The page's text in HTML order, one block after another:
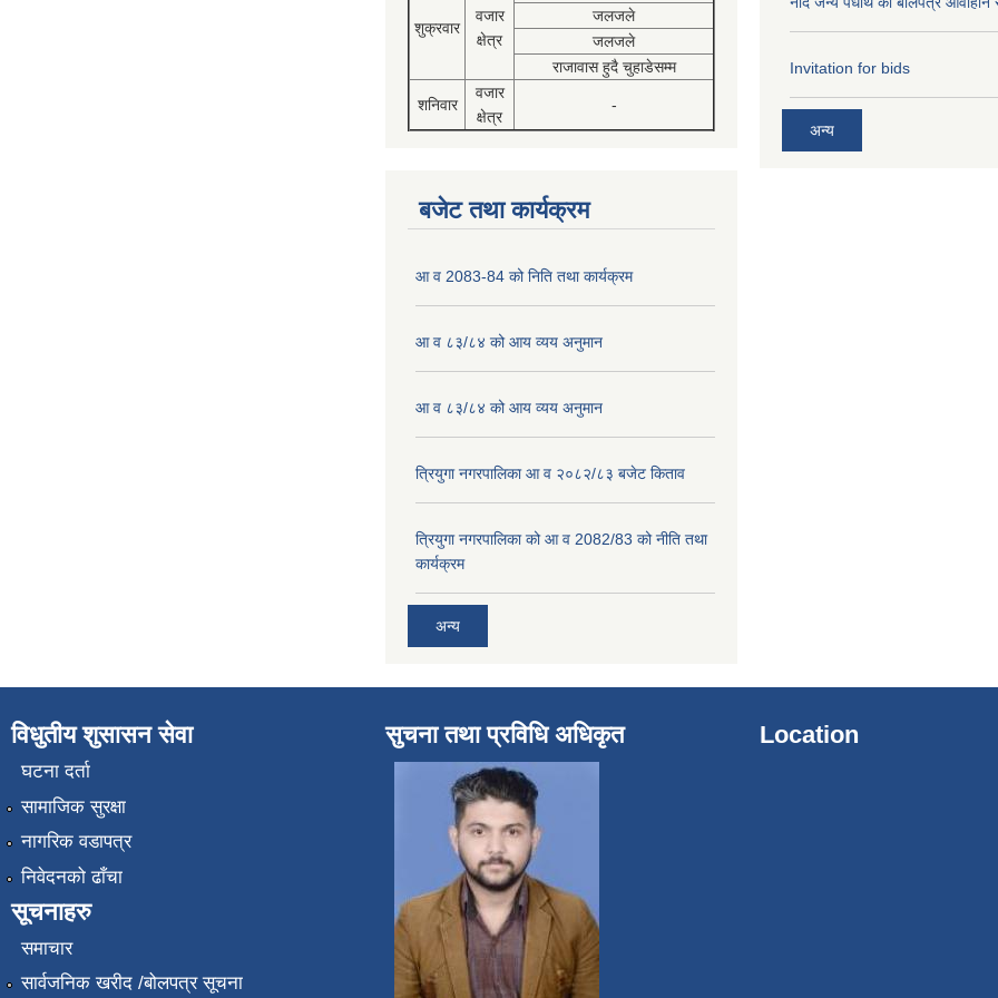
शुक्रवार
वजार
क्षेत्र
जलजले
जलजले
राजावास हुदै चुहाडेसम्म
शनिवार
वजार
क्षेत्र
-
बजेट तथा कार्यक्रम
आ व 2083-84 को निति तथा कार्यक्रम
आ व ८३/८४ को आय व्यय अनुमान
आ व ८३/८४ को आय व्यय अनुमान
त्रियुगा नगरपालिका आ व २०८२/८३ बजेट किताव
त्रियुगा नगरपालिका को आ व 2082/83 को नीति तथा
कार्यक्रम
अन्य
Invitation for bids
अन्य
विधुतीय शुसासन सेवा
घटना दर्ता
सामाजिक सुरक्षा
नागरिक वडापत्र
निवेदनको ढाँचा
सूचनाहरु
समाचार
सार्वजनिक खरीद /बोलपत्र सूचना
सुचना तथा प्रविधि अधिकृत Location